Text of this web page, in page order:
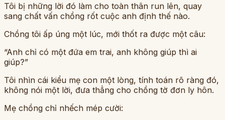
Tôi bị những lời đó làm cho toàn thân run lên, quay
sang chất vấn chồng rốt cuộc anh định thế nào.
Chồng tôi ấp úng một lúc, mới thốt ra được một câu:
“Anh chỉ có một đứa em trai, anh không giúp thì ai
giúp?”
Tôi nhìn cái kiểu mẹ con một lòng, tính toán rõ ràng đó,
không nói một lời, đưa thẳng cho chồng tờ đơn ly hôn.
Mẹ chồng chỉ nhếch mép cười: